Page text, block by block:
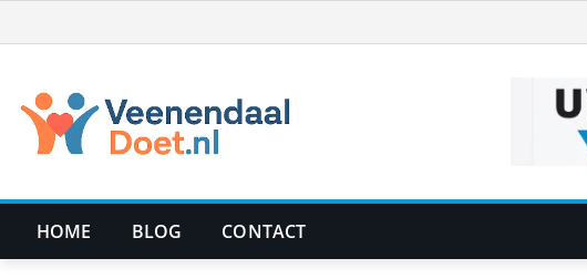
naar
inhoud
HOME BLOG CONTACT